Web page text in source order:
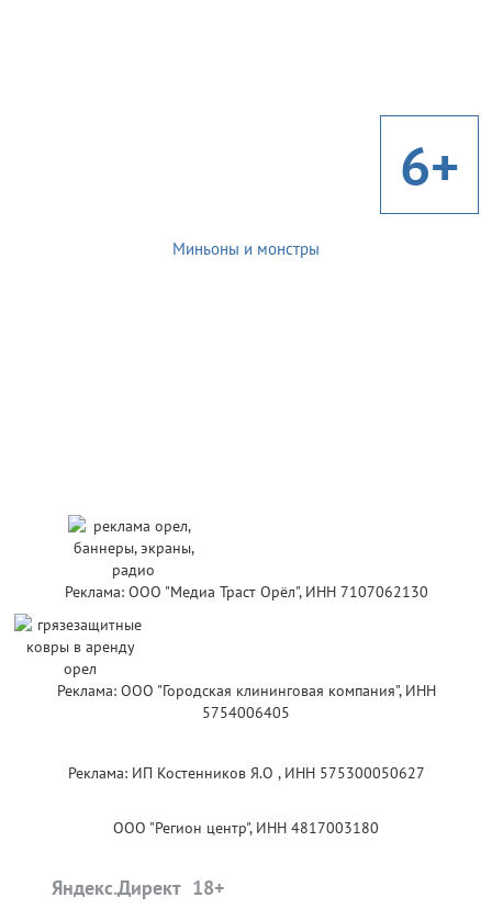
6+
Миньоны и монстры
Реклама: ООО "Медиа Траст Орёл", ИНН 7107062130
Реклама: ООО "Городская клининговая компания", ИНН
5754006405
Реклама: ИП Костенников Я.О , ИНН 575300050627
ООО "Регион центр", ИНН 4817003180
Яндекс.Директ